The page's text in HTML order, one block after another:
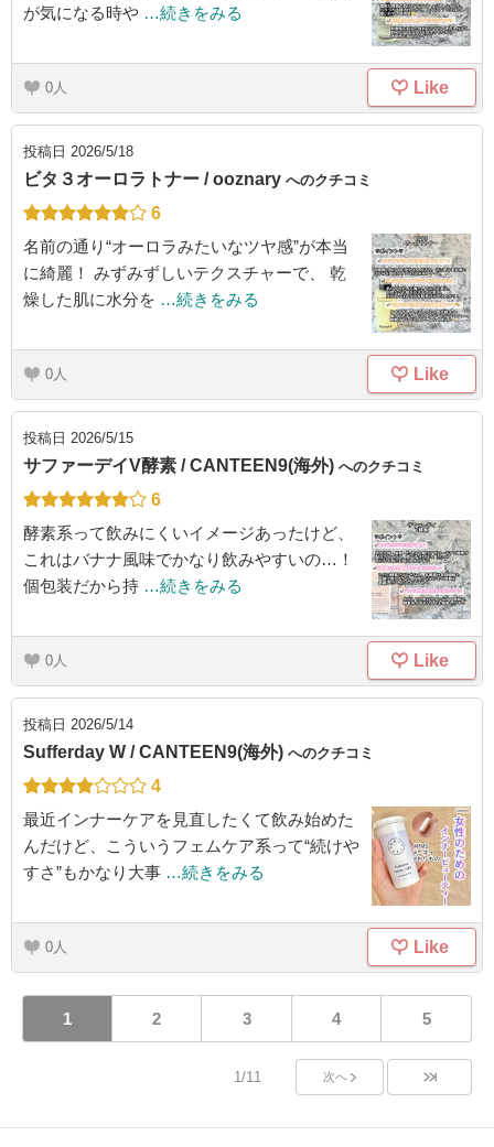
が気になる時や …続きをみる
0 Like
投稿日 2026/5/18
ビタ３オーロラトナー / ooznary へのクチコミ
6
名前の通り“オーロラみたいなツヤ感”が本当
に綺麗！ みずみずしいテクスチャーで、 乾
燥した肌に水分を …続きをみる
0 Like
投稿日 2026/5/15
サファーデイV酵素 / CANTEEN9(海外) へのクチコミ
6
酵素系って飲みにくいイメージあったけど、
これはバナナ風味でかなり飲みやすいの…！
個包装だから持 …続きをみる
0 Like
投稿日 2026/5/14
Sufferday W / CANTEEN9(海外) へのクチコミ
4
最近インナーケアを見直したくて飲み始めた
んだけど、こういうフェムケア系って“続けや
すさ”もかなり大事 …続きをみる
0 Like
1 2 3 4 5
1/11 次へ